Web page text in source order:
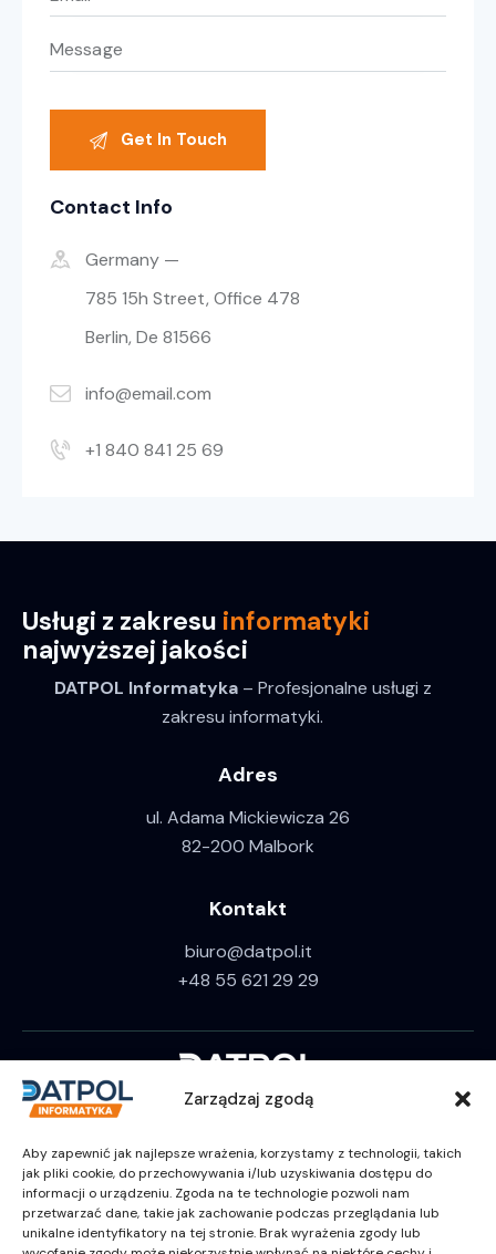
Zarządzaj zgodą
Aby zapewnić jak najlepsze wrażenia, korzystamy z technologii, takich
jak pliki cookie, do przechowywania i/lub uzyskiwania dostępu do
informacji o urządzeniu. Zgoda na te technologie pozwoli nam
przetwarzać dane, takie jak zachowanie podczas przeglądania lub
unikalne identyfikatory na tej stronie. Brak wyrażenia zgody lub
Contact Info
Germany —
785 15h Street, Office 478
Berlin, De 81566
info@email.com
+1 840 841 25 69
Usługi z zakresu informatyki
najwyższej jakości
DATPOL Informatyka– Profesjonalne usługi z
zakresu informatyki.
Adres
ul. Adama Mickiewicza 26
82-200 Malbork
Kontakt
biuro@datpol.it
+48 55 621 29 29